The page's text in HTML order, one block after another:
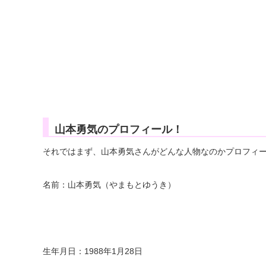
山本勇気のプロフィール！
それではまず、山本勇気さんがどんな人物なのかプロフィ
名前：山本勇気（やまもとゆうき）
生年月日：1988年1月28日